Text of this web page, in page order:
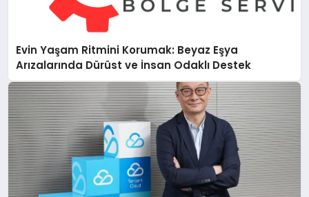
Evin Yaşam Ritmini Korumak: Beyaz Eşya
Arızalarında Dürüst ve İnsan Odaklı Destek